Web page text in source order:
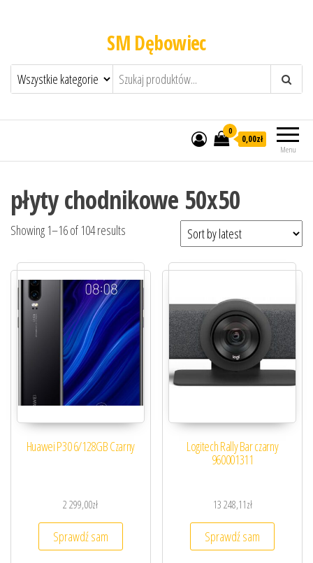
SM Dębowiec
Menu
0
0,00zł
płyty chodnikowe 50x50
Showing 1–16 of 104 results
Huawei P30 6/128GB Czarny
2 299,00zł
Sprawdź sam
Logitech Rally Bar czarny
960001311
13 248,11zł
Sprawdź sam